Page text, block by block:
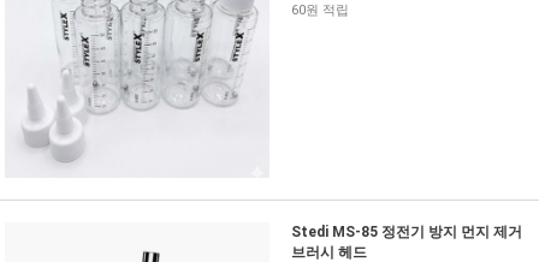
60원 적립
Stedi MS-85 정전기 방지 먼지 제거
브러시 헤드